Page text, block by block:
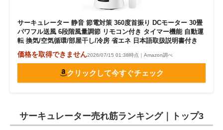
サーキュレーター 静音 節電対策 360度首振り DCモーター 30畳
パワフル送風 6段階風量調節 リモコン付き タイマー機能 自動運
転 換気/空気循環/部屋干し/冷房 省エネ 日本語取扱説明書付き
価格を取得できません2026/07/15 01:38時点｜Amazon調べ
クリックして今すぐチェック
サーキュレーター売れ筋ランキング｜トップ3